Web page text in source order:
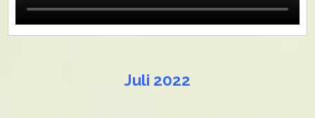
Juli 2022